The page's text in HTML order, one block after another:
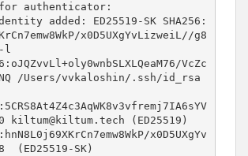
authenticator:
added: ED25519-SK SHA256:
x0D5UXgYvLizweiL//g8
-l
VcZc
/Users/vvkaloshin/.ssh/id_rsa
kiltum@kiltum.tech (ED25519)
x0D5UXgYv
(ED25519-SK)